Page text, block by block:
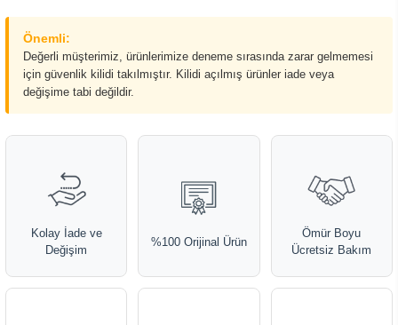
Önemli:
Değerli müşterimiz, ürünlerimize deneme sırasında zarar gelmemesi
için güvenlik kilidi takılmıştır. Kilidi açılmış ürünler iade veya
değişime tabi değildir.
Kolay İade ve
Değişim
%100 Orijinal Ürün
Ömür Boyu
Ücretsiz Bakım